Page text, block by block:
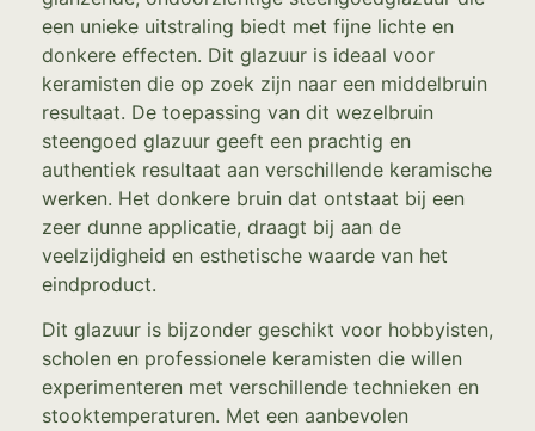
een unieke uitstraling biedt met fijne lichte en
donkere effecten. Dit glazuur is ideaal voor
keramisten die op zoek zijn naar een middelbruin
resultaat. De toepassing van dit wezelbruin
steengoed glazuur geeft een prachtig en
authentiek resultaat aan verschillende keramische
werken. Het donkere bruin dat ontstaat bij een
zeer dunne applicatie, draagt bij aan de
veelzijdigheid en esthetische waarde van het
eindproduct.
Dit glazuur is bijzonder geschikt voor hobbyisten,
scholen en professionele keramisten die willen
experimenteren met verschillende technieken en
stooktemperaturen. Met een aanbevolen